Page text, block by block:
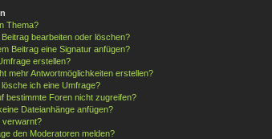
Thema?
bearbeiten oder löschen?
Beitrag eine Signatur anfügen?
erstellen?
mehr Antwortmöglichkeiten erstellen?
ich eine Umfrage?
bestimmte Foren nicht zugreifen?
Dateianhänge anfügen?
verwarnt?
den Moderatoren melden?